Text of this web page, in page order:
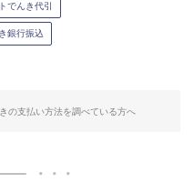
でんき代引
銀行振込
の支払い方法を調べている方へ